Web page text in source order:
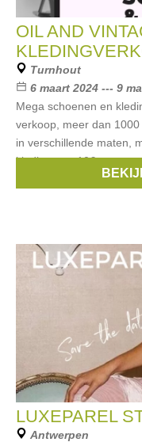
OIL AND
Turnhout
6 maart 2024 --- 9
Mega schoenen en
verkoop, meer dan
in verschillende maten,
kleding aan 10€ per
DKNY,Only,
LUXEPAREL
Antwerpen